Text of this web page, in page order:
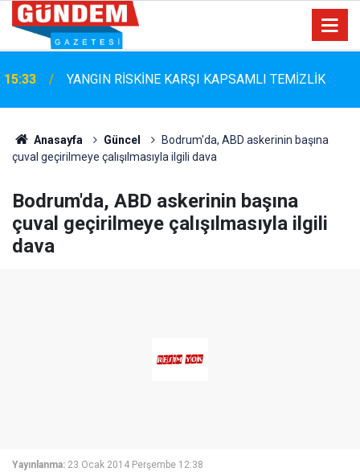
15:06
Marmaris Belediyespor'da Altyapıya Güçlü Takviye:
Mustafa Çolakoğlu ile Sözleşme İmzalandı
Anasayfa Güncel
Bodrum'da, ABD askerinin başına
çuval geçirilmeye çalışılmasıyla ilgili dava
Bodrum'da, ABD askerinin başına
çuval geçirilmeye çalışılmasıyla ilgili
dava
Yayınlanma: 23 Ocak 2014 Perşembe 12:38